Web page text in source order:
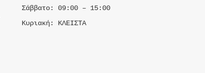
Σάββατο: 09:00 – 15:00
Κυριακή: ΚΛΕΙΣΤΑ